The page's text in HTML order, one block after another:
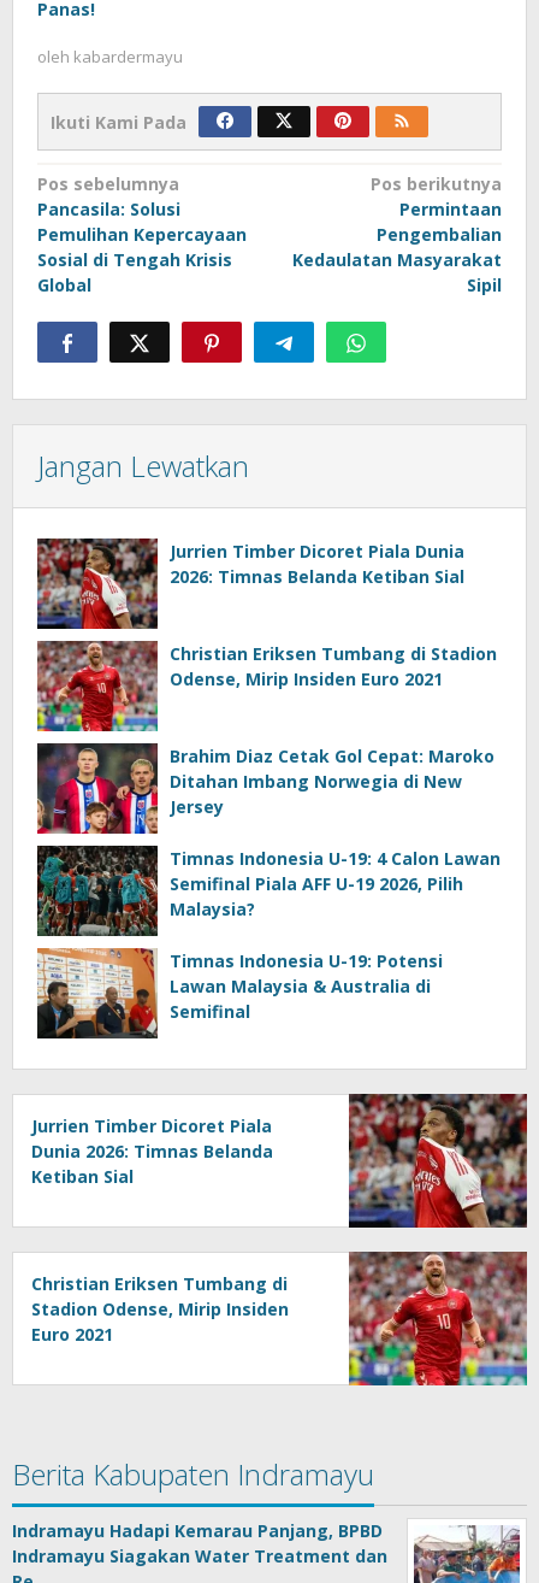
Panas!
oleh kabardermayu
Ikuti Kami Pada
Navigasi
pos
Pos sebelumnya
Pancasila: Solusi
Pemulihan Kepercayaan
Sosial di Tengah Krisis
Global
Pos berikutnya
Permintaan
Pengembalian
Kedaulatan Masyarakat
Sipil
Jangan Lewatkan
Jurrien Timber Dicoret Piala Dunia
2026: Timnas Belanda Ketiban Sial
Christian Eriksen Tumbang di Stadion
Odense, Mirip Insiden Euro 2021
Brahim Diaz Cetak Gol Cepat: Maroko
Ditahan Imbang Norwegia di New
Jersey
Timnas Indonesia U-19: 4 Calon Lawan
Semifinal Piala AFF U-19 2026, Pilih
Malaysia?
Timnas Indonesia U-19: Potensi
Lawan Malaysia & Australia di
Semifinal
Jurrien Timber Dicoret Piala
Dunia 2026: Timnas Belanda
Ketiban Sial
Christian Eriksen Tumbang di
Stadion Odense, Mirip Insiden
Euro 2021
Berita Kabupaten Indramayu
Indramayu Hadapi Kemarau Panjang, BPBD
Indramayu Siagakan Water Treatment dan